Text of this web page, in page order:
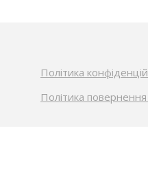
Політика
Політика